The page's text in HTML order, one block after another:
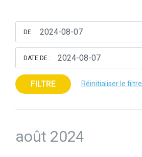
DE:
DATE DE :
FILTRE Réinitialiser le filtre
août 2024